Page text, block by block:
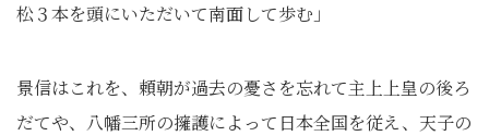
松３本を頭にいただいて南面して歩む」
景信はこれを、頼朝が過去の憂さを忘れて主上上皇の後ろ
だてや、八幡三所の擁護によって日本全国を従え、天子の